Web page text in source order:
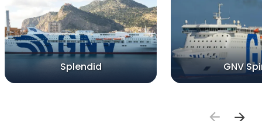
Splendid GNV